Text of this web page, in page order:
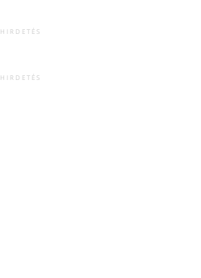
HIRDETÉS
HIRDETÉS